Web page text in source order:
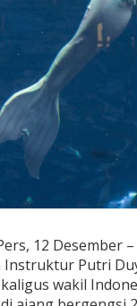
12 Desember
Instruktur Putri
wakil